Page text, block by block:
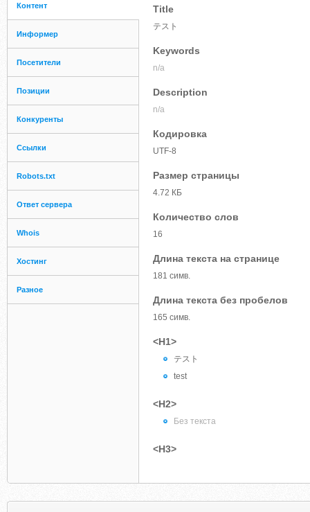
Контент
Информер
Посетители
Позиции
Конкуренты
Ссылки
Robots.txt
Ответ сервера
Whois
Хостинг
Разное
Title
テスト
Keywords
n/a
Description
n/a
Кодировка
UTF-8
Размер страницы
4.72 КБ
Количество слов
16
Длина текста на странице
181 симв.
Длина текста без пробелов
165 симв.
<H1>
テスト
test
<H2>
Без текста
<H3>